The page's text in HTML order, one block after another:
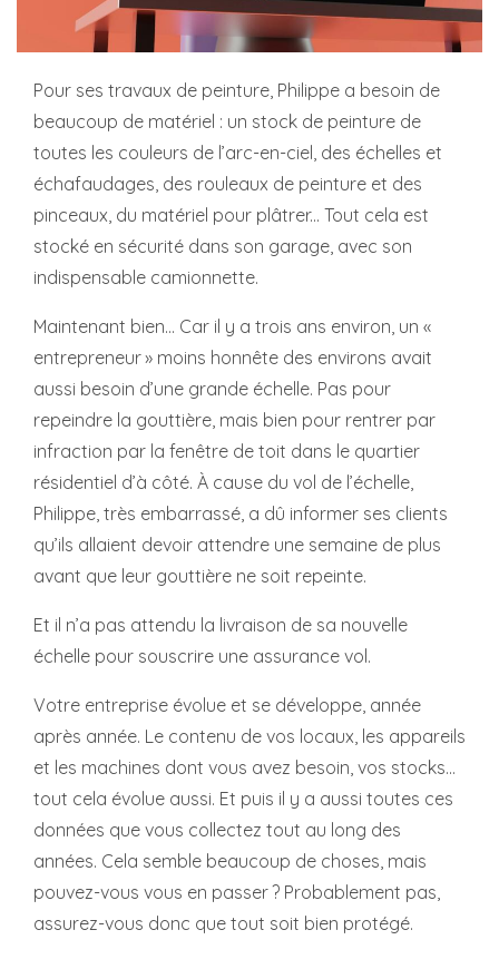
Pour ses travaux de peinture, Philippe a besoin de
beaucoup de matériel : un stock de peinture de
toutes les couleurs de l’arc-en-ciel, des échelles et
échafaudages, des rouleaux de peinture et des
pinceaux, du matériel pour plâtrer... Tout cela est
stocké en sécurité dans son garage, avec son
indispensable camionnette.
Maintenant bien... Car il y a trois ans environ, un «
entrepreneur » moins honnête des environs avait
aussi besoin d’une grande échelle. Pas pour
repeindre la gouttière, mais bien pour rentrer par
infraction par la fenêtre de toit dans le quartier
résidentiel d’à côté. À cause du vol de l’échelle,
Philippe, très embarrassé, a dû informer ses clients
qu’ils allaient devoir attendre une semaine de plus
avant que leur gouttière ne soit repeinte.
Et il n’a pas attendu la livraison de sa nouvelle
échelle pour souscrire une assurance vol.
Votre entreprise évolue et se développe, année
après année. Le contenu de vos locaux, les appareils
et les machines dont vous avez besoin, vos stocks...
tout cela évolue aussi. Et puis il y a aussi toutes ces
données que vous collectez tout au long des
années. Cela semble beaucoup de choses, mais
pouvez-vous vous en passer ? Probablement pas,
assurez-vous donc que tout soit bien protégé.